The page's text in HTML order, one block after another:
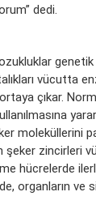
dedi.
vücutta
çıkar.
moleküllerini
zincirleri
hücrelerde
organların ve